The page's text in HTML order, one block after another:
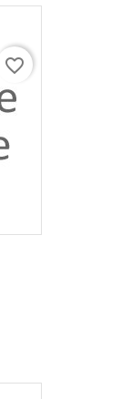
favorite_border